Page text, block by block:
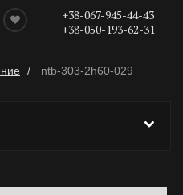
+38-067-945-44-43
+38-050-193-62-31
ntb-303-2h60-029